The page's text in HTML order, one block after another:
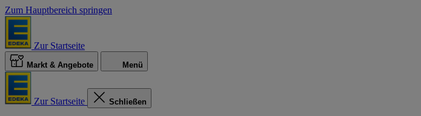
Zum Hauptbereich springen
Zur Startseite
Markt & Angebote Menü
Zur Startseite Schließen